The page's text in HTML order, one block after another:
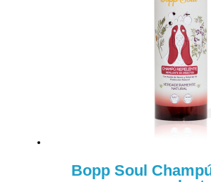
Bopp Soul